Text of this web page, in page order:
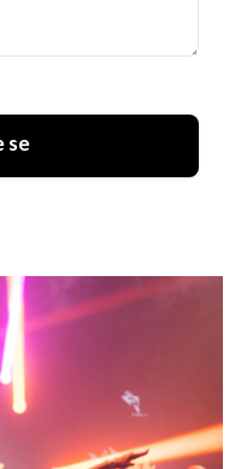
se